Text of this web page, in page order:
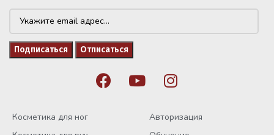
Косметика для ног
Авторизация